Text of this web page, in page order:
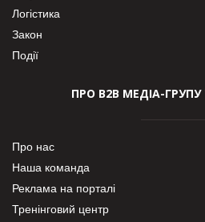
Логістика
Закон
Події
ПРО В2В МЕДІА-ГРУПУ
Про нас
Наша команда
Реклама на порталі
Тренінговий центр